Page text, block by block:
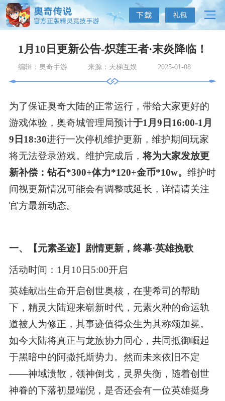
1月10日更新公告-炽莲王者·末炎降临！
编辑：奥奇手游 来源：天梯互娱 2025-01-08
为了保证奥奇大陆的正常运行，带给大家更好的
游戏体验，奥奇城管理局预计于1月9日16:00-1月
9日18:30进行一次停机维护更新，维护期间玩家
将无法登录游戏。维护完成后，将为大家发放更
新补偿：钻石*300+体力*120+金币*10w。 维护时
间视更新情况可能会有调整或延长，详情请关注
官方最新动态。
一、【元素圣迹】剧情更新，终幕·英雄挽歌
活动时间：1月10日5:00开启
英雄献出生命开启创世奥核，在斐希司的帮助
下，精灵大陆迎来崭新时代，元素火种的命运轨
道被人为修正，其事迹值得众生为其称颂加冕。
如今大陆将真正与龙族协力同心，共同抵御崛起
于黑暗中的阿撒托斯势力。然而未来依旧不定
——神域溃散，领神倒戈，灵界失衡，随着创世
神眷的下落初显端倪，是否还会有一位英雄挺身